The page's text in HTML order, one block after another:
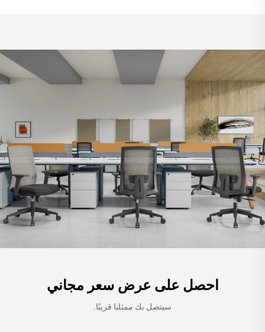
احصل على عرض سعر مجاني
سيتصل بك ممثلنا قريبًا.